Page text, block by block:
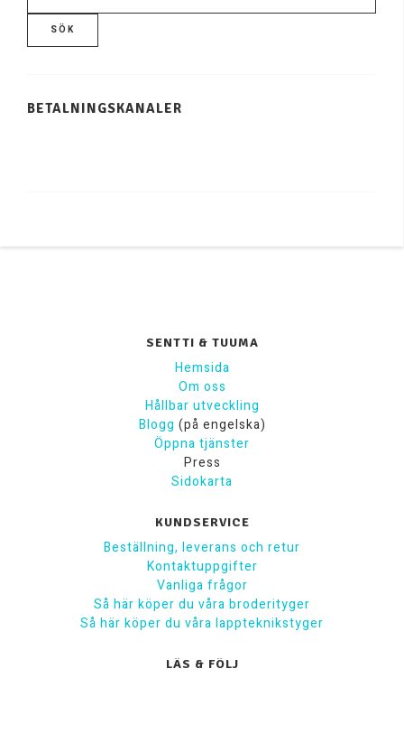
SÖK
BETALNINGSKANALER
SENTTI & TUUMA
Hemsida
Om oss
Hållbar utveckling
Blogg (på engelska)
Öppna tjänster
Press
Sidokarta
KUNDSERVICE
Beställning, leverans och retur
Kontaktuppgifter
Vanliga frågor
Så här köper du våra broderityger
Så här köper du våra lappteknikstyger
LÄS & FÖLJ